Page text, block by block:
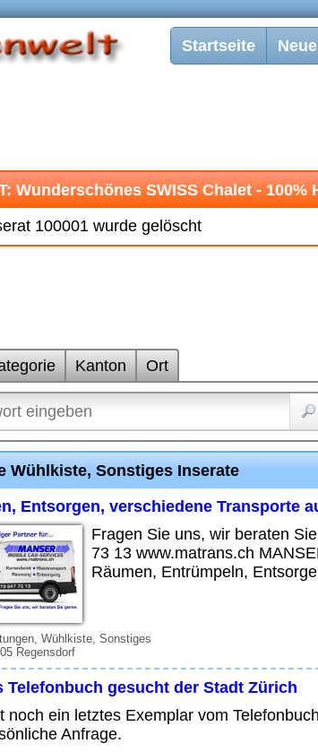
Startseite
Wunderschönes SWISS Chalet - 100%
100001 wurde gelöscht
Kanton Ort
Wühlkiste, Sonstiges Inserate
Entsorgen, verschiedene Transporte
Fragen Sie uns, wir beraten
73 13 www.matrans.ch
Räumen, Entrümpeln,
Wühlkiste, Sonstiges
Regensdorf
Telefonbuch gesucht der Stadt Zürich
noch ein letztes Exemplar vom
Anfrage.